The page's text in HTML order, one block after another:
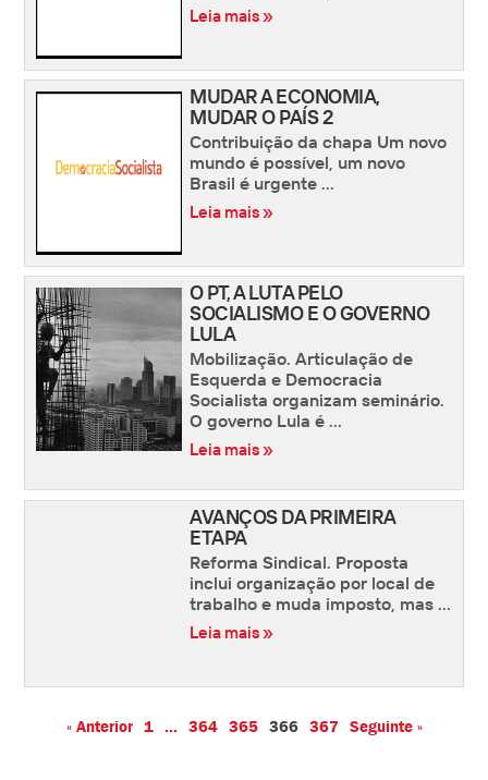
Leia mais »
MUDAR A ECONOMIA,
MUDAR O PAÍS 2
Contribuição da chapa Um novo
mundo é possível, um novo
Brasil é urgente ...
Leia mais »
O PT, A LUTA PELO
SOCIALISMO E O GOVERNO
LULA
Mobilização. Articulação de
Esquerda e Democracia
Socialista organizam seminário.
O governo Lula é ...
Leia mais »
AVANÇOS DA PRIMEIRA
ETAPA
Reforma Sindical. Proposta
inclui organização por local de
trabalho e muda imposto, mas ...
Leia mais »
« Anterior 1 … 364 365 366 367 Seguinte »